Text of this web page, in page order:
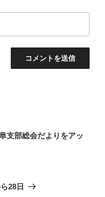
支部総会だよりをアッ
28日